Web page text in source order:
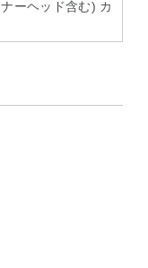
ーヘッド含む) カ